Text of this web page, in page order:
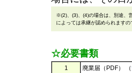
※(2)、(3)、(4)の場合は、別途、
によっては承継が認められます
☆必要書類
1 廃業届（PDF） （